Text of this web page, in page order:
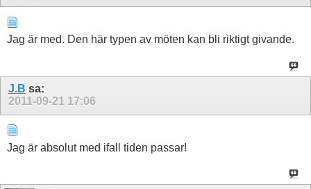
Jag är med. Den här typen av möten kan bli riktigt givande.
J.B sa:
2011-09-21 17:06
Jag är absolut med ifall tiden passar!